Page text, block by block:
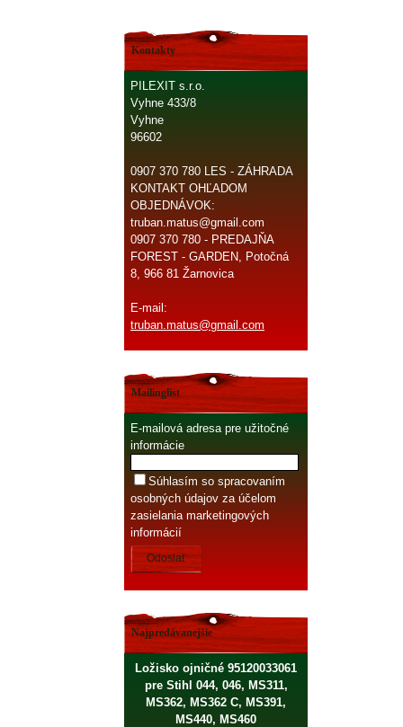
Kontakty
PILEXIT s.r.o.
Vyhne 433/8
Vyhne
96602
0907 370 780 LES - ZÁHRADA
KONTAKT OHĽADOM
OBJEDNÁVOK:
truban.matus@gmail.com
0907 370 780 - PREDAJŇA
FOREST - GARDEN, Potočná
8, 966 81 Žarnovica
E-mail:
truban.matus@gmail.com
Mailinglist
E-mailová adresa pre užitočné
informácie
Súhlasím so spracovaním
osobných údajov za účelom
zasielania marketingových
informácií
Odoslať
Najpredávanejšie
Ložisko ojničné 95120033061
pre Stihl 044, 046, MS311,
MS362, MS362 C, MS391,
MS440, MS460